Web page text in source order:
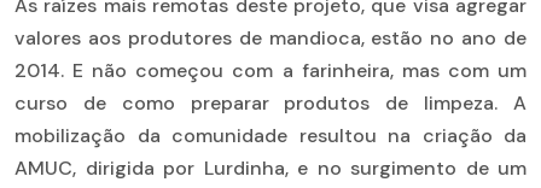
As raízes mais remotas deste projeto, que visa agregar
valores aos produtores de mandioca, estão no ano de
2014. E não começou com a farinheira, mas com um
curso de como preparar produtos de limpeza. A
mobilização da comunidade resultou na criação da
AMUC, dirigida por Lurdinha, e no surgimento de um